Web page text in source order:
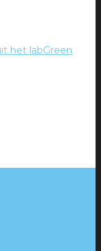
het labGreen